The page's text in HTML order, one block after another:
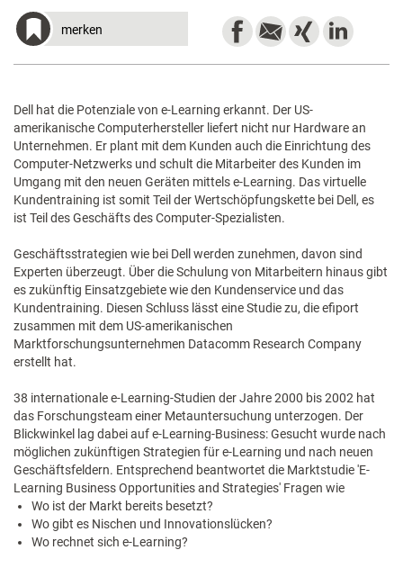
merken
Dell hat die Potenziale von e-Learning erkannt. Der US-
amerikanische Computerhersteller liefert nicht nur Hardware an
Unternehmen. Er plant mit dem Kunden auch die Einrichtung des
Computer-Netzwerks und schult die Mitarbeiter des Kunden im
Umgang mit den neuen Geräten mittels e-Learning. Das virtuelle
Kundentraining ist somit Teil der Wertschöpfungskette bei Dell, es
ist Teil des Geschäfts des Computer-Spezialisten.
Geschäftsstrategien wie bei Dell werden zunehmen, davon sind
Experten überzeugt. Über die Schulung von Mitarbeitern hinaus gibt
es zukünftig Einsatzgebiete wie den Kundenservice und das
Kundentraining. Diesen Schluss lässt eine Studie zu, die efiport
zusammen mit dem US-amerikanischen
Marktforschungsunternehmen Datacomm Research Company
erstellt hat.
38 internationale e-Learning-Studien der Jahre 2000 bis 2002 hat
das Forschungsteam einer Metauntersuchung unterzogen. Der
Blickwinkel lag dabei auf e-Learning-Business: Gesucht wurde nach
möglichen zukünftigen Strategien für e-Learning und nach neuen
Geschäftsfeldern. Entsprechend beantwortet die Marktstudie 'E-
Learning Business Opportunities and Strategies' Fragen wie
Wo ist der Markt bereits besetzt?
Wo gibt es Nischen und Innovationslücken?
Wo rechnet sich e-Learning?